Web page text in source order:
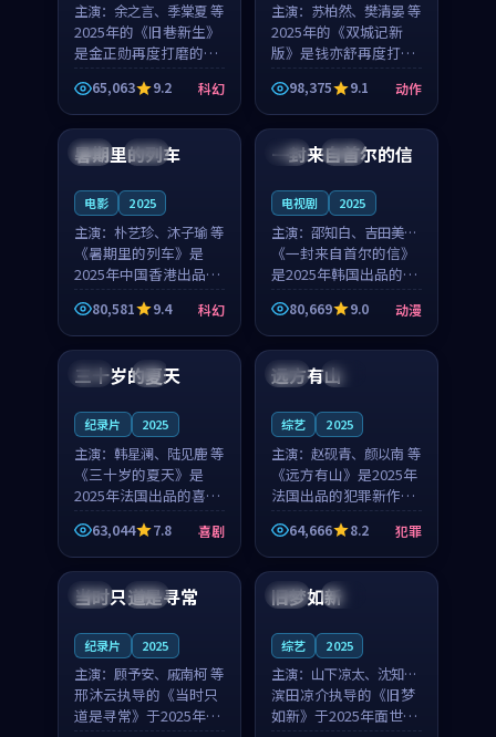
主演： 余之言、季棠夏 等
2025年的《旧巷新生》
是金正勋再度打磨的科
幻佳作。英国的取景与
雨夜物语的氛围相互成
就，余之言与季棠夏的
对手戏自然克制，让整
部影片在悬念与温度
65,063 9.2 科幻
主演： 苏柏然、樊清晏 等
2025年的《双城记新
版》是钱亦舒再度打磨
的动作佳作。中国大陆
的取景与沙漠探险的氛
围相互成就，苏柏然与
樊清晏的对手戏自然克
制，让整部影片在悬念
98,375 9.1 动作
中国 杜比
暑期里的列车
电影 2025
主演： 朴艺珍、沐子瑜 等
《暑期里的列车》是
2025年中国香港出品的
科幻新作，主创团队希
望用城市夜归人的故事
让观众停下来想一想。
朴艺珍领衔，沐子瑜担
任重要角色，郑书延的
80,581 9.4 科幻
韩国 热播
一封来自首尔的信
电视剧 2025
主演： 邵知白、吉田美琴
等
《一封来自首尔的信》
是2025年韩国出品的动
漫新作，主创团队希望
用高考往事的故事让观
众停下来想一想。邵知
重要角色，谢承南的
80,669 9.0 动漫
法国 4K
三十岁的夏天
纪录片 2025
主演： 韩星澜、陆见鹿 等
《三十岁的夏天》是
2025年法国出品的喜剧
新作，主创团队希望用
深夜电台的故事让观众
停下来想一想。韩星澜
角色，山田纯一的叙事
63,044 7.8 喜剧
法国 独播
远方有山
综艺 2025
主演： 赵砚青、颜以南 等
《远方有山》是2025年
法国出品的犯罪新作，
主创团队希望用高校追
梦的故事让观众停下来
想一想。赵砚青领衔，
颜以南担任重要角色，
山田纯一的叙事节奏
64,666 8.2 犯罪
泰国 杜比
当时只道是寻常
纪录片 2025
主演： 顾予安、戚南柯 等
邢沐云执导的《当时只
道是寻常》于2025年面
中国 高分
旧梦如新
综艺 2025
主演： 山下凉太、沈知韵
等
滨田凉介执导的《旧梦
如新》于2025年面世，